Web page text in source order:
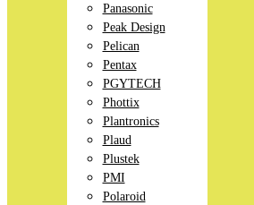
Panasonic
Peak Design
Pelican
Pentax
PGYTECH
Phottix
Plantronics
Plaud
Plustek
PMI
Polaroid